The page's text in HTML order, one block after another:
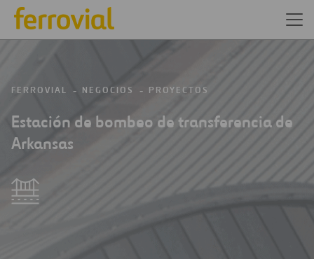
FERROVIAL NEGOCIOS PROYECTOS
Estación de bombeo de transferencia de
Arkansas